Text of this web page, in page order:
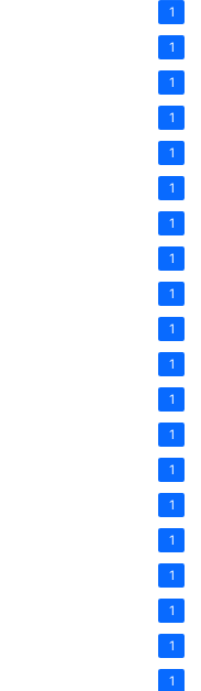
1
1
1
1
1
1
1
1
1
1
1
1
1
1
1
1
1
1
1
1